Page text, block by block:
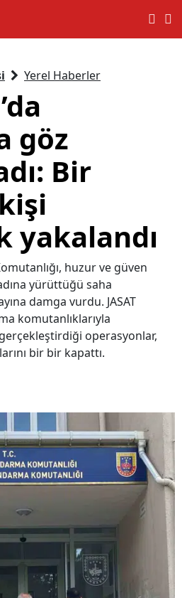
Yerel Haberler
göz
Bir
yakalandı
huzur ve güven
yürüttüğü saha
damga vurdu. JASAT
komutanlıklarıyla
operasyonlar,
bir bir kapattı.